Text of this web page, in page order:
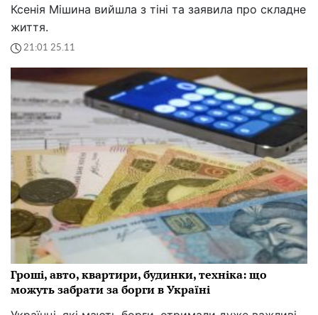
Ксенія Мішина вийшла з тіні та заявила про складне
життя.
21:01 25.11
Гроші, авто, квартири, будинки, техніка: що
можуть забрати за борги в Україні